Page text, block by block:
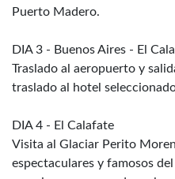
Puerto Madero.
DIA 3 - Buenos Aires - El
Traslado al aeropuerto y
traslado al hotel
DIA 4 - El Calafate
Visita al Glaciar Perito
espectaculares y famosos